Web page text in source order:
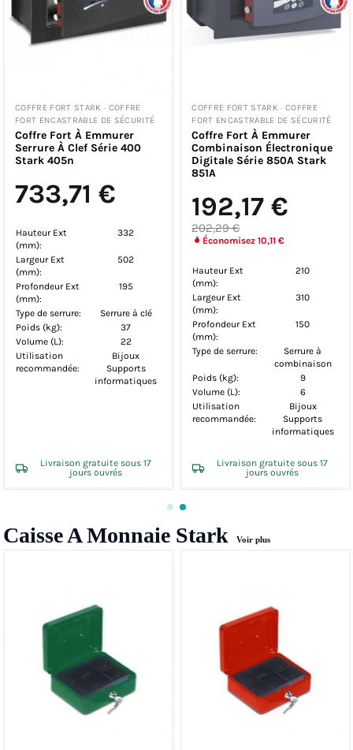
COFFRE FORT STARK · COFFRE
FORT ENCASTRABLE DE SÉCURITÉ
Coffre Fort À Emmurer
Serrure À Clef Série 400
Stark 405n
733,71 €
Hauteur Ext
(mm):
332
Largeur Ext
(mm):
502
Profondeur Ext
(mm):
195
Type de serrure:
Serrure à clé
Poids (kg):
37
Volume (L):
22
Utilisation
recommandée:
Bijoux
Supports
informatiques
Livraison gratuite sous 17
jours ouvrés
COFFRE FORT STARK · COFFRE
FORT ENCASTRABLE DE SÉCURITÉ
Coffre Fort À Emmurer
Combinaison Électronique
Digitale Série 850A Stark
851A
192,17 €
202,29 €
Économisez 10,11 €
Hauteur Ext
(mm):
210
Largeur Ext
(mm):
310
Profondeur Ext
(mm):
150
Type de serrure:
Serrure à
combinaison
Poids (kg):
9
Volume (L):
6
Utilisation
recommandée:
Bijoux
Supports
informatiques
Livraison gratuite sous 17
jours ouvrés
Caisse A Monnaie Stark Voir plus